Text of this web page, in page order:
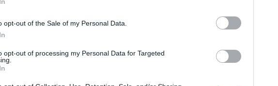
opt-out of the Sale of my Personal Data.
opt-out of processing my Personal Data for Targeted
νικητή έφυγε ο Γιάννης
θέση τερμάτισε ο Αναστάσιος
Ντέκας (Peugeot 205).
και οι οδηγοί πάλεψαν με το
χρόνους. Πρωταγωνιστής και νικητής
106), στην δεύτερη θέση ο Αναστάσιος